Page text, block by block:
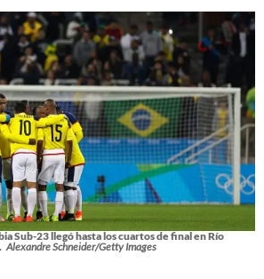
Sub-23 llegó hasta los cuartos de final en Río
Alexandre Schneider/Getty Images